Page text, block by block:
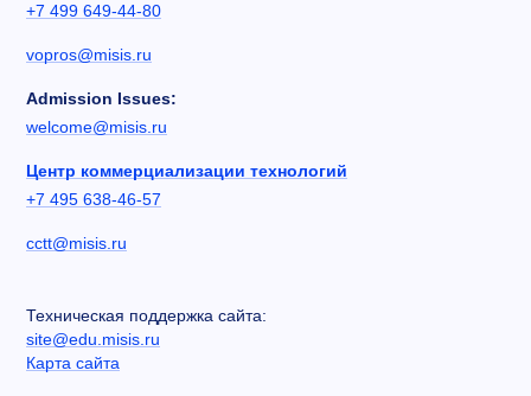
+7 499 649-44-80
vopros@misis.ru
Admission Issues:
welcome@misis.ru
Центр коммерциализации технологий
+7 495 638-46-57
cctt@misis.ru
Техническая поддержка сайта:
site@edu.misis.ru
Карта сайта